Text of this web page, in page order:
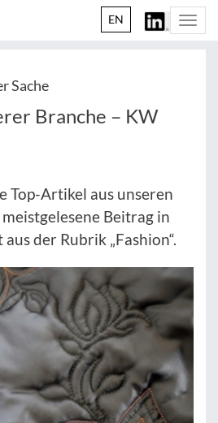
EN
Sache
Branche – KW
Top-Artikel aus unseren
Beitrag in
der Rubrik „Fashion“.